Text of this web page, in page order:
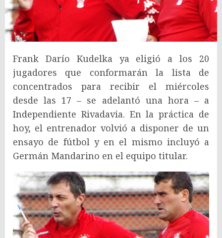
Frank Darío Kudelka ya eligió a los 20
jugadores que conformarán la lista de
concentrados para recibir el miércoles
desde las 17 – se adelantó una hora – a
Independiente Rivadavia. En la práctica de
hoy, el entrenador volvió a disponer de un
ensayo de fútbol y en el mismo incluyó a
Germán Mandarino en el equipo titular.